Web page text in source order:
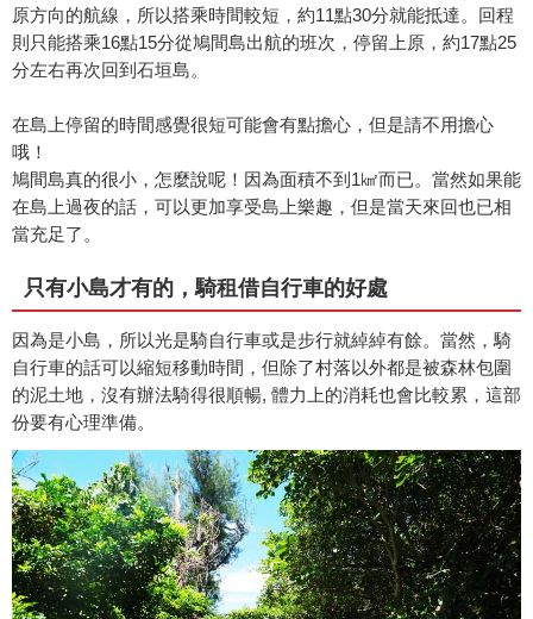
原方向的航線，所以搭乘時間較短，約11點30分就能抵達。回程
則只能搭乘16點15分從鳩間島出航的班次，停留上原，約17點25
分左右再次回到石垣島。
在島上停留的時間感覺很短可能會有點擔心，但是請不用擔心
哦！
鳩間島真的很小，怎麼說呢！因為面積不到1㎢而已。當然如果能
在島上過夜的話，可以更加享受島上樂趣，但是當天來回也已相
當充足了。
只有小島才有的，騎租借自行車的好處
因為是小島，所以光是騎自行車或是步行就綽綽有餘。當然，騎
自行車的話可以縮短移動時間，但除了村落以外都是被森林包圍
的泥土地，沒有辦法騎得很順暢, 體力上的消耗也會比較累，這部
份要有心理準備。